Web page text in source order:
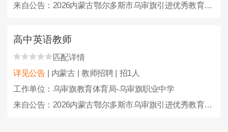
来自公告：2026内蒙古鄂尔多斯市乌审旗引进优秀教育人才23人公告
高中英语教师
匹配详情
详见公告
| 内蒙古 | 教师招聘 | 招1人
工作单位：乌审旗教育体育局-乌审旗职业中学
来自公告：2026内蒙古鄂尔多斯市乌审旗引进优秀教育人才23人公告